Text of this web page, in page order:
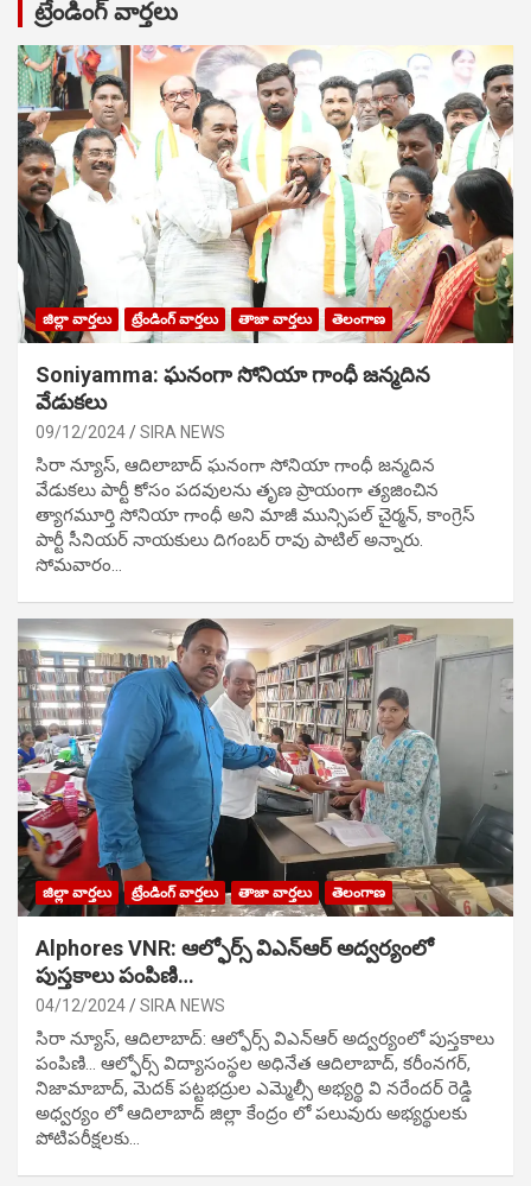
ట్రేండింగ్ వార్తలు
జిల్లా వార్తలు ట్రేండింగ్ వార్తలు తాజా వార్తలు తెలంగాణ
Soniyamma: ఘ‌నంగా సోనియా గాంధీ జ‌న్మ‌దిన
వేడుక‌లు
09/12/2024 SIRA NEWS
సిరా న్యూస్, ఆదిలాబాద్ ఘ‌నంగా సోనియా గాంధీ జ‌న్మ‌దిన
వేడుక‌లు పార్టీ కోసం ప‌ద‌వుల‌ను తృణ ప్రాయంగా త్య‌జించిన
త్యాగమూర్తి సోనియా గాంధీ అని మాజీ మున్సిప‌ల్ చైర్మ‌న్, కాంగ్రెస్
పార్టీ సీనియ‌ర్ నాయ‌కులు దిగంబ‌ర్ రావు పాటిల్ అన్నారు.
సోమవారం…
జిల్లా వార్తలు ట్రేండింగ్ వార్తలు తాజా వార్తలు తెలంగాణ
Alphores VNR: ఆల్ఫోర్స్ విఎన్ఆర్ అద్వర్యంలో
పుస్తకాలు పంపిణి…
04/12/2024 SIRA NEWS
సిరా న్యూస్, ఆదిలాబాద్: ఆల్ఫోర్స్ విఎన్ఆర్ అద్వర్యంలో పుస్తకాలు
పంపిణి… ఆల్ఫోర్స్ విద్యాసంస్థల అధినేత ఆదిలాబాద్, కరీంనగర్,
నిజామాబాద్, మెదక్ పట్టభద్రుల ఎమ్మెల్సీ అభ్యర్థి వి నరేందర్ రెడ్డి
అధ్వర్యం లో ఆదిలాబాద్ జిల్లా కేంద్రం లో పలువురు అభ్యర్థులకు
పోటిప‌రీక్ష‌ల‌కు…